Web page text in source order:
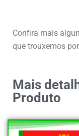
Mais
Produto
Confira mais
que trouxemos